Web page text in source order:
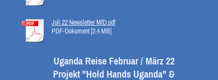
Juli 22 Newsletter MfD.pdf
PDF-Dokument [2.4 MB]
Uganda Reise Februar / März 22
Projekt "Hold Hands Uganda" &